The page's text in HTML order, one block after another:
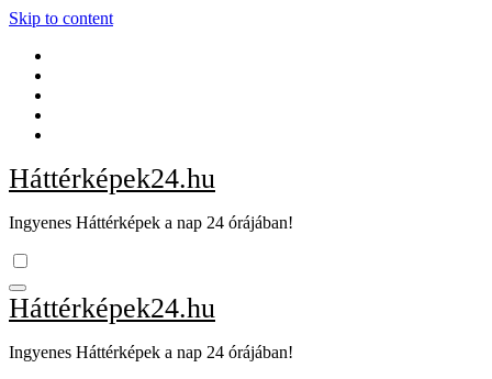
Skip to content
Háttérképek24.hu
Ingyenes Háttérképek a nap 24 órájában!
Háttérképek24.hu
Ingyenes Háttérképek a nap 24 órájában!